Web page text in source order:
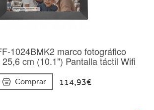
1024BMK2 marco fotográfico
cm (10.1") Pantalla táctil Wifi
Comprar 114,93€